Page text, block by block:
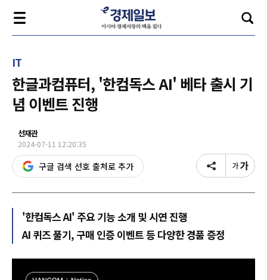
IT
한글과컴퓨터, '한컴독스 AI' 베타 출시 기
념 이벤트 진행
선재관
2024-07-11 12:20:35
구글 검색 선호 출처로 추가
'한컴독스 AI' 주요 기능 소개 및 시연 진행
AI 퀴즈 풀기, 구매 인증 이벤트 등 다양한 경품 증정